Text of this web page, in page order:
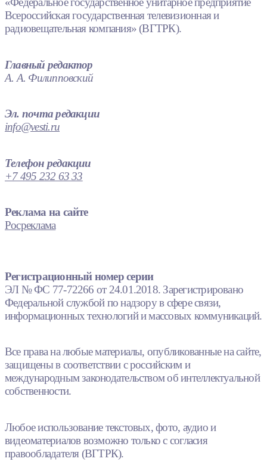
Всероссийская государственная телевизионная и
радиовещательная компания» (ВГТРК).
Главный редактор
А. А. Филипповский
Эл. почта редакции
info@vesti.ru
Телефон редакции
+7 495 232 63 33
Реклама на сайте
Росреклама
Регистрационный номер серии
ЭЛ № ФС 77-72266 от 24.01.2018. Зарегистрировано
Федеральной службой по надзору в сфере связи,
информационных технологий и массовых коммуникаций.
Все права на любые материалы, опубликованные на сайте,
защищены в соответствии с российским и
международным законодательством об интеллектуальной
собственности.
Любое использование текстовых, фото, аудио и
видеоматериалов возможно только с согласия
правообладателя (ВГТРК).